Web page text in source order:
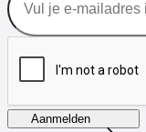
Aanmelden